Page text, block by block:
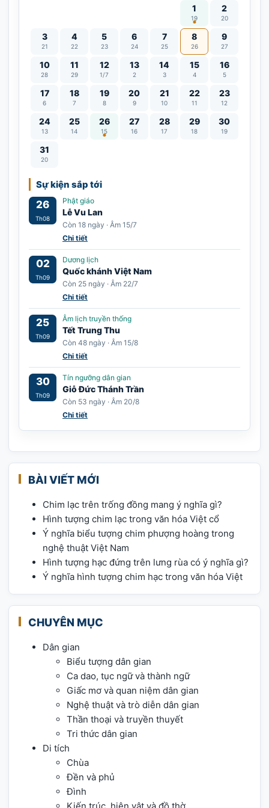
1
19
Vía Quán Thế Âm
2
20
3
21
4
22
5
23
6
24
7
25
8
26
9
27
10
28
11
29
12
1/7
13
2
14
3
15
4
16
5
17
6
18
7
19
8
20
9
21
10
22
11
23
12
24
13
25
14
26
15
Lễ Vu Lan 27
16
28
17
29
18
30
19
31
20
Sự kiện sắp tới
26
Th08
Phật giáo
Lễ Vu Lan
Còn 18 ngày · Âm 15/7
Chi tiết
02
Th09
Dương lịch
Quốc khánh Việt Nam
Còn 25 ngày · Âm 22/7
Chi tiết
25
Th09
Âm lịch truyền thống
Tết Trung Thu
Còn 48 ngày · Âm 15/8
Chi tiết
30
Th09
Tín ngưỡng dân gian
Giỗ Đức Thánh Trần
Còn 53 ngày · Âm 20/8
Chi tiết
BÀI VIẾT MỚI
Chim lạc trên trống đồng mang ý nghĩa gì?
Hình tượng chim lạc trong văn hóa Việt cổ
Ý nghĩa biểu tượng chim phượng hoàng trong
nghệ thuật Việt Nam
Hình tượng hạc đứng trên lưng rùa có ý nghĩa gì?
Ý nghĩa hình tượng chim hạc trong văn hóa Việt
CHUYÊN MỤC
Dân gian
Biểu tượng dân gian
Ca dao, tục ngữ và thành ngữ
Giấc mơ và quan niệm dân gian
Nghệ thuật và trò diễn dân gian
Thần thoại và truyền thuyết
Tri thức dân gian
Di tích
Chùa
Đền và phủ
Đình